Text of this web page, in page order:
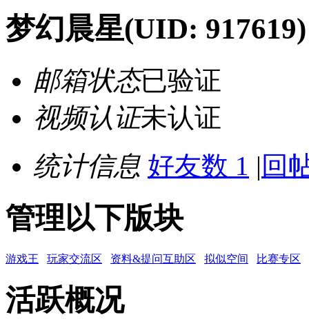
梦幻晨星(UID: 917619)
邮箱状态已验证
视频认证未认证
统计信息 好友数 1 | 回
管理以下版块
游戏王 玩家交流区 资料&提问互助区 拟似空间 比赛专区
活跃概况